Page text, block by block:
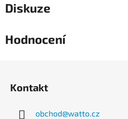
Diskuze
Hodnocení
Kontakt
obchod@watto.cz